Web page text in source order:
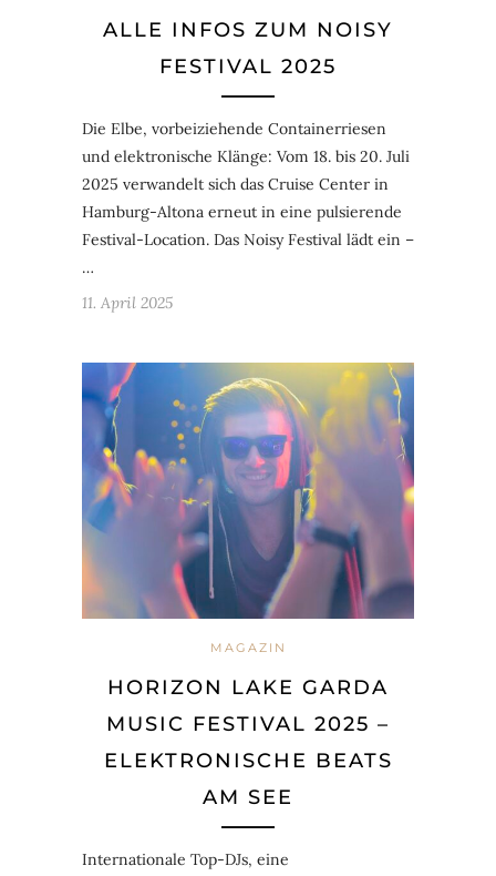
ALLE INFOS ZUM NOISY
FESTIVAL 2025
Die Elbe, vorbeiziehende Containerriesen
und elektronische Klänge: Vom 18. bis 20. Juli
2025 verwandelt sich das Cruise Center in
Hamburg-Altona erneut in eine pulsierende
Festival-Location. Das Noisy Festival lädt ein –
…
11. April 2025
MAGAZIN
HORIZON LAKE GARDA
MUSIC FESTIVAL 2025 –
ELEKTRONISCHE BEATS
AM SEE
Internationale Top-DJs, eine